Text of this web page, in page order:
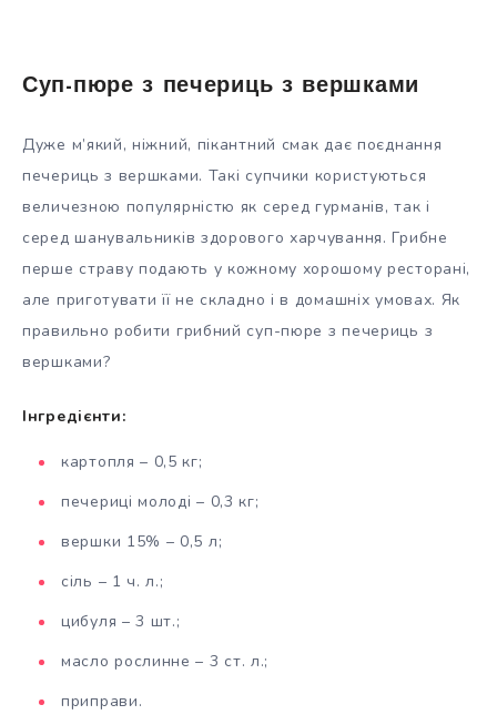
Суп-пюре з печериць з вершками
Дуже м’який, ніжний, пікантний смак дає поєднання
печериць з вершками. Такі супчики користуються
величезною популярністю як серед гурманів, так і
серед шанувальників здорового харчування. Грибне
перше страву подають у кожному хорошому ресторані,
але приготувати її не складно і в домашніх умовах. Як
правильно робити грибний суп-пюре з печериць з
вершками?
Інгредієнти:
картопля – 0,5 кг;
печериці молоді – 0,3 кг;
вершки 15% – 0,5 л;
сіль – 1 ч. л.;
цибуля – 3 шт.;
масло рослинне – 3 ст. л.;
приправи.